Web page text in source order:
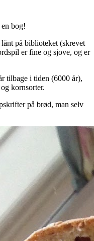
bog!
på biblioteket (skrevet
er fine og sjove, og er
tilbage i tiden (6000 år),
kornsorter.
på brød, man selv